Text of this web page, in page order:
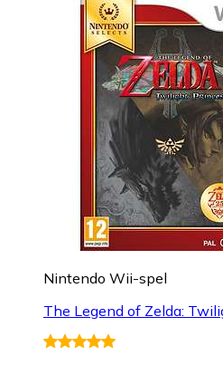
Nintendo Wii-spel
The Legend of Zelda: